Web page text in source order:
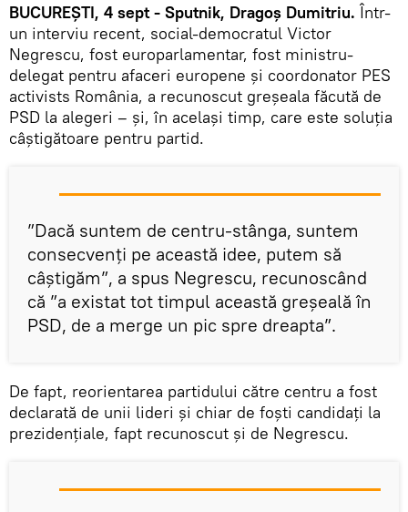
BUCUREȘTI, 4 sept - Sputnik, Dragoș Dumitriu. Într-
un interviu recent, social-democratul Victor
Negrescu, fost europarlamentar, fost ministru-
delegat pentru afaceri europene și coordonator PES
activists România, a recunoscut greşeala făcută de
PSD la alegeri – și, în același timp, care este soluția
câștigătoare pentru partid.
”Dacă suntem de centru-stânga, suntem
consecvenţi pe această idee, putem să
câştigăm”, a spus Negrescu, recunoscând
că ”a existat tot timpul această greşeală în
PSD, de a merge un pic spre dreapta”.
De fapt, reorientarea partidului către centru a fost
declarată de unii lideri și chiar de foști candidați la
prezidențiale, fapt recunoscut și de Negrescu.